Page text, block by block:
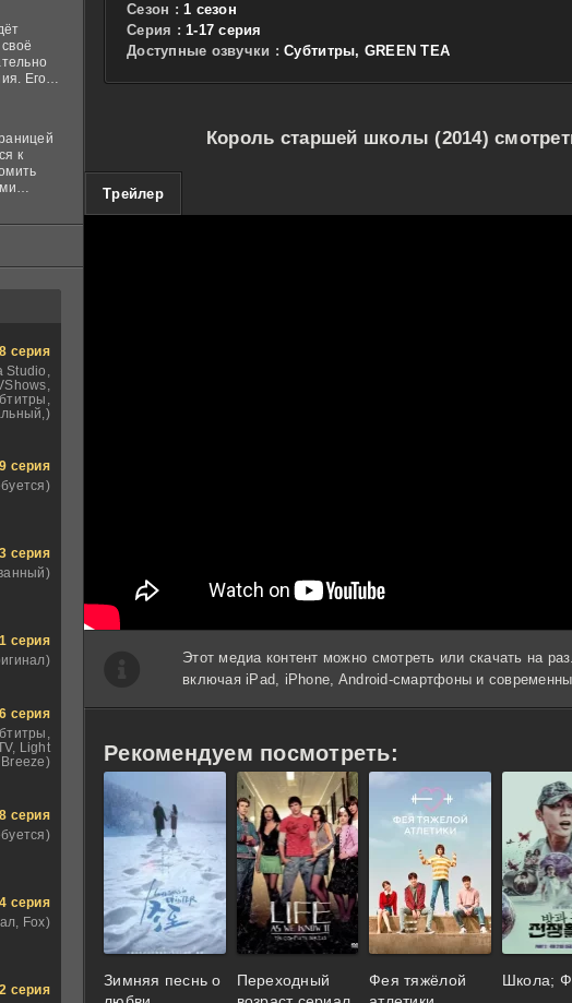
Сезон : 1 сезон
Cерия : 1-17 серия
Доступные озвучки : Субтитры, GREEN TEA
Король старшей школы (2014)
Трейлер
Этот медиа контент можно смотреть или скачать на
включая iPad, iPhone, Android-смартфоны и
Рекомендуем посмотреть:
Зимняя песнь о
Переходный
Фея тяжёлой
Школа;
Его
в
к
8 серия
Studio,
9 серия
3 серия
1 серия
серия
Light
Breeze)
серия
4 серия
Fox)
2 серия